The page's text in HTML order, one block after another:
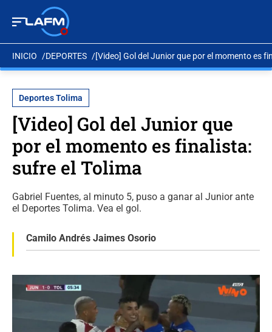
INICIO DEPORTES [Video] Gol del Junior que por el momento es
Deportes Tolima
[Video] Gol del Junior que
por el momento es finalista:
sufre el Tolima
Gabriel Fuentes, al minuto 5, puso a ganar al Junior ante
el Deportes Tolima. Vea el gol.
Camilo Andrés Jaimes Osorio